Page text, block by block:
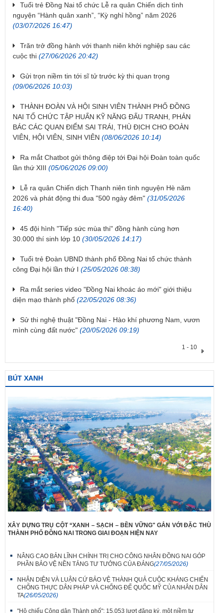
Tuổi trẻ Đồng Nai tổ chức Lễ ra quân Chiến dịch tình
nguyện “Hành quân xanh”, “Kỳ nghỉ hồng” năm 2026
(03/07/2026 16:47)
Trăn trở đồng hành với thanh niên khởi nghiệp sau các
cuộc thi (27/06/2026 20:42)
Gửi trọn niềm tin tới sĩ tử trước kỳ thi quan trọng
(09/06/2026 10:03)
THÀNH ĐOÀN VÀ HỘI SINH VIÊN THÀNH PHỐ ĐỒNG
NAI TỔ CHỨC TẬP HUẤN KỸ NĂNG ĐẤU TRANH, PHẢN
BÁC CÁC QUAN ĐIỂM SAI TRÁI, THÙ ĐỊCH CHO ĐOÀN
VIÊN, HỘI VIÊN, SINH VIÊN (08/06/2026 10:14)
Ra mắt Chatbot gửi thông điệp tới Đại hội Đoàn toàn quốc
lần thứ XIII (05/06/2026 09:00)
Lễ ra quân Chiến dịch Thanh niên tình nguyện Hè năm
2026 và phát động thi đua "500 ngày đêm" (31/05/2026
16:40)
45 đội hình "Tiếp sức mùa thi" đồng hành cùng hơn
30.000 thí sinh lớp 10 (30/05/2026 14:17)
Tuổi trẻ Đoàn UBND thành phố Đồng Nai tổ chức thành
công Đại hội lần thứ I (25/05/2026 08:38)
Ra mắt series video "Đồng Nai khoác áo mới" giới thiệu
diện mạo thành phố (22/05/2026 08:36)
Sử thi nghệ thuật "Đồng Nai - Hào khí phương Nam, vươn
mình cùng đất nước" (20/05/2026 09:19)
1 - 10
BÚT XANH
XÂY DỰNG TRỤ CỘT “XANH – SẠCH – BỀN VỮNG" GẮN VỚI ĐẶC THÙ
THÀNH PHỐ ĐỒNG NAI TRONG GIAI ĐOẠN HIỆN NAY
NÂNG CAO BẢN LĨNH CHÍNH TRỊ CHO CÔNG NHÂN ĐỒNG NAI GÓP
PHẦN BẢO VỆ NỀN TẢNG TƯ TƯỞNG CỦA ĐẢNG(27/05/2026)
NHẬN DIỆN VÀ LUẬN CỨ BẢO VỆ THÀNH QUẢ CUỘC KHÁNG CHIẾN
CHỐNG THỰC DÂN PHÁP VÀ CHỐNG ĐẾ QUỐC MỸ CỦA NHÂN DÂN
TA(26/05/2026)
"Hộ chiếu Công dân Thành phố": 15.053 lượt đăng ký, một niềm tự